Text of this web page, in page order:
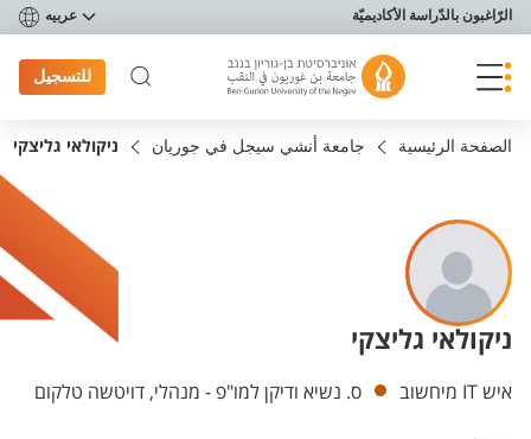
תפריט נגישות
الرّاغبون بالدّراسة الأكاديميّة عربيه
للتسجيل
الصفحة الرئيسية جامعة أنشي سيجل في جوريان ניקולאי גליצקי
ניקולאי גליצקי
Departments
איש IT מיחשוב ס. נשיא ודיקן למו"פ - מנהלי, דויטשה טלקום